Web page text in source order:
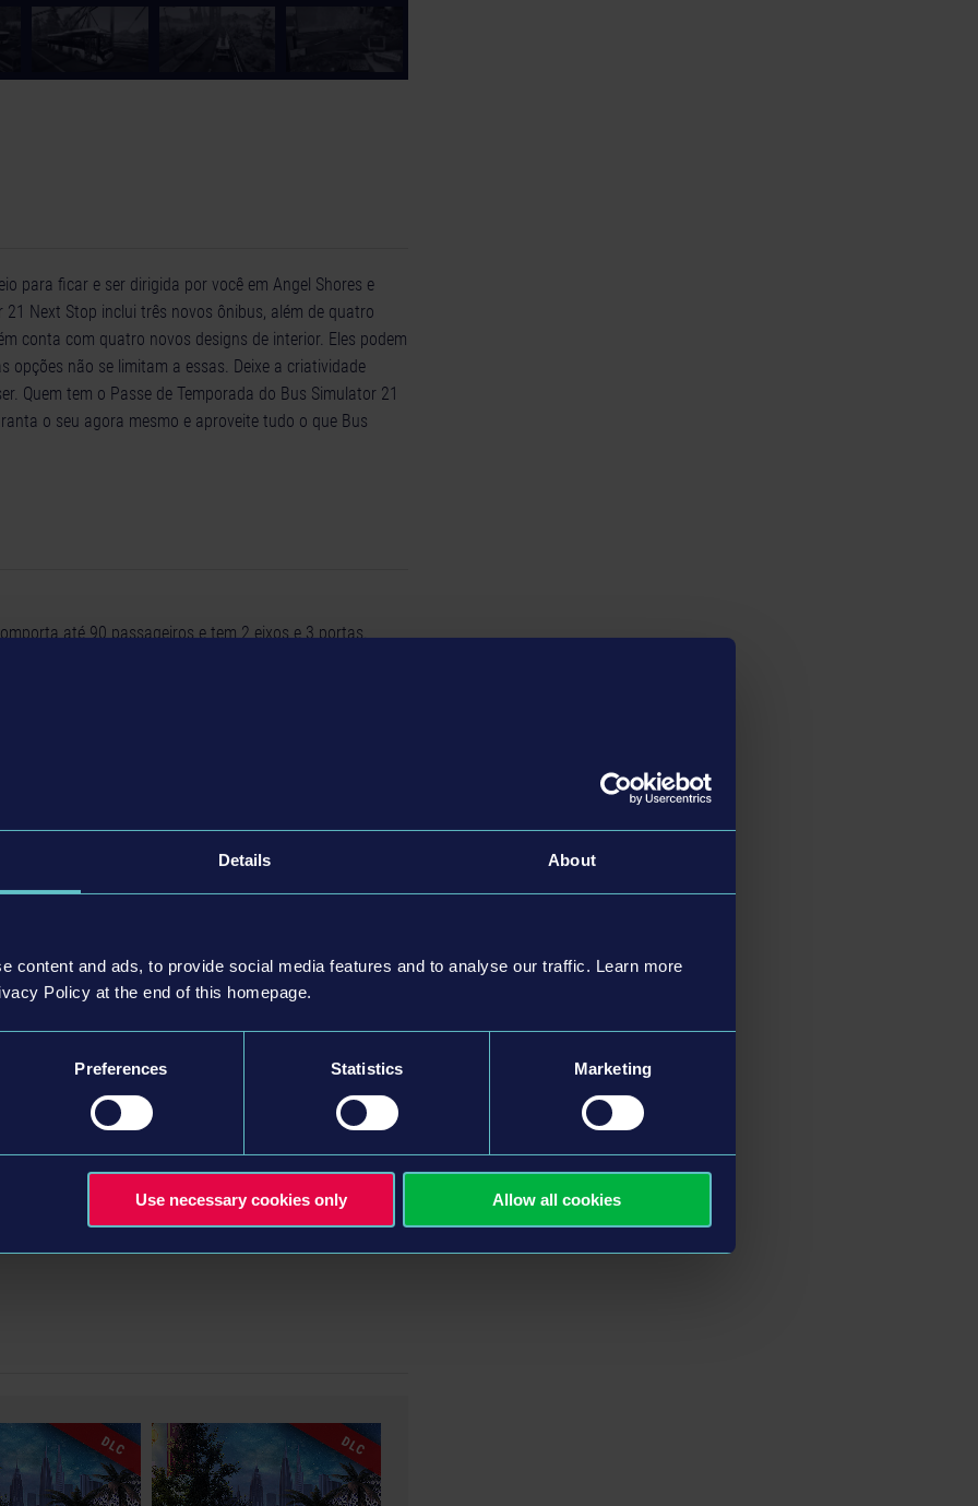
Details About
content and ads, to provide social media features and to analyse our traffic. Learn more
Policy at the end of this homepage.
Preferences Statistics Marketing
Use necessary cookies only Allow all cookies
para ficar e ser dirigida por você em Angel Shores e
21 Next Stop inclui três novos ônibus, além de quatro
conta com quatro novos designs de interior. Eles podem
opções não se limitam a essas. Deixe a criatividade
Quem tem o Passe de Temporada do Bus Simulator 21
o seu agora mesmo e aproveite tudo o que Bus
até 90 passageiros e tem 2 eixos e 3 portas.
comporta até 150 passageiros e tem 3 eixos e 3
até 95 passageiros e tem 2 eixos e 3 portas
trademarks and are the property of Ebusco
DLC DLC